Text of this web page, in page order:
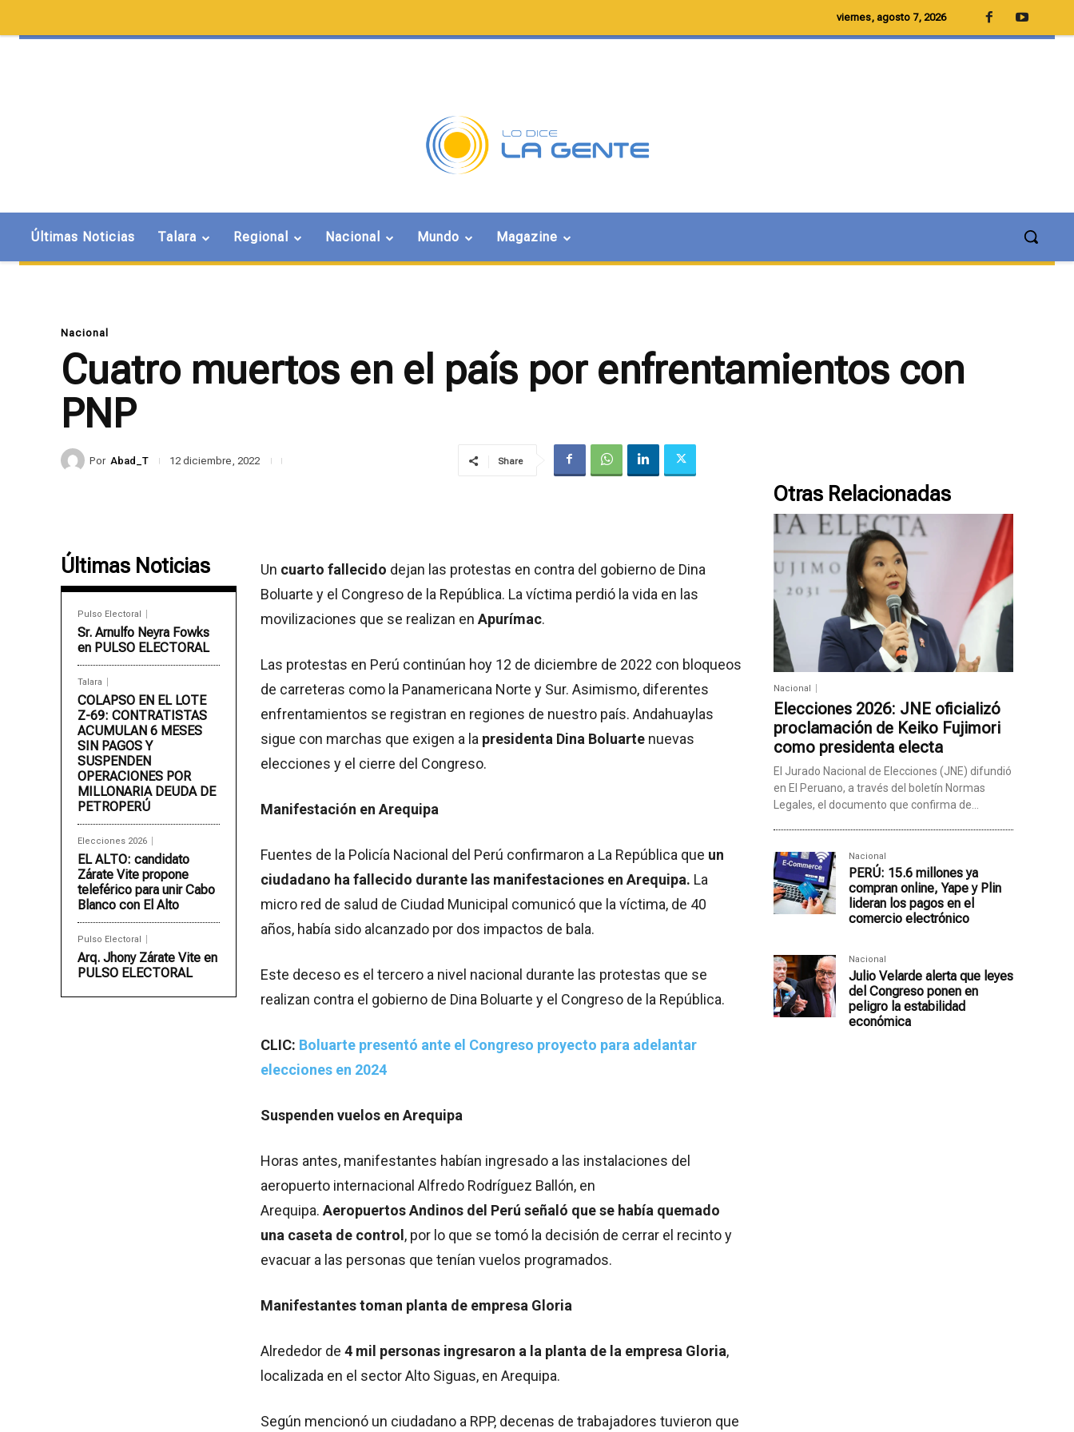
viernes, agosto 7, 2026
Últimas Noticias Talara Regional Nacional Mundo Magazine
Nacional
Cuatro muertos en el país por enfrentamientos con
PNP
Por Abad_T 12 diciembre, 2022 Share
Últimas Noticias
Pulso Electoral
Sr. Arnulfo Neyra Fowks
en PULSO ELECTORAL
Talara
COLAPSO EN EL LOTE
Z-69: CONTRATISTAS
ACUMULAN 6 MESES
SIN PAGOS Y
SUSPENDEN
OPERACIONES POR
MILLONARIA DEUDA DE
PETROPERÚ
Elecciones 2026
EL ALTO: candidato
Zárate Vite propone
teleférico para unir Cabo
Blanco con El Alto
Pulso Electoral
Arq. Jhony Zárate Vite en
PULSO ELECTORAL
Un cuarto fallecido dejan las protestas en contra del gobierno de Dina
Boluarte y el Congreso de la República. La víctima perdió la vida en las
movilizaciones que se realizan en Apurímac.
Las protestas en Perú continúan hoy 12 de diciembre de 2022 con bloqueos
de carreteras como la Panamericana Norte y Sur. Asimismo, diferentes
enfrentamientos se registran en regiones de nuestro país. Andahuaylas
sigue con marchas que exigen a la presidenta Dina Boluarte nuevas
elecciones y el cierre del Congreso.
Manifestación en Arequipa
Fuentes de la Policía Nacional del Perú confirmaron a La República que un
ciudadano ha fallecido durante las manifestaciones en Arequipa. La
micro red de salud de Ciudad Municipal comunicó que la víctima, de 40
años, había sido alcanzado por dos impactos de bala.
Este deceso es el tercero a nivel nacional durante las protestas que se
realizan contra el gobierno de Dina Boluarte y el Congreso de la República.
CLIC: Boluarte presentó ante el Congreso proyecto para adelantar
elecciones en 2024
Suspenden vuelos en Arequipa
Horas antes, manifestantes habían ingresado a las instalaciones del
aeropuerto internacional Alfredo Rodríguez Ballón, en
Arequipa. Aeropuertos Andinos del Perú señaló que se había quemado
una caseta de control , por lo que se tomó la decisión de cerrar el recinto y
evacuar a las personas que tenían vuelos programados.
Manifestantes toman planta de empresa Gloria
Alrededor de 4 mil personas ingresaron a la planta de la empresa Gloria,
localizada en el sector Alto Siguas, en Arequipa.
Según mencionó un ciudadano a RPP, decenas de trabajadores tuvieron que
Otras Relacionadas
Nacional
Elecciones 2026: JNE oficializó
proclamación de Keiko Fujimori
como presidenta electa
El Jurado Nacional de Elecciones (JNE) difundió
en El Peruano, a través del boletín Normas
Legales, el documento que confirma de...
Nacional
PERÚ: 15.6 millones ya
compran online, Yape y Plin
lideran los pagos en el
comercio electrónico
Nacional
Julio Velarde alerta que leyes
del Congreso ponen en
peligro la estabilidad
económica